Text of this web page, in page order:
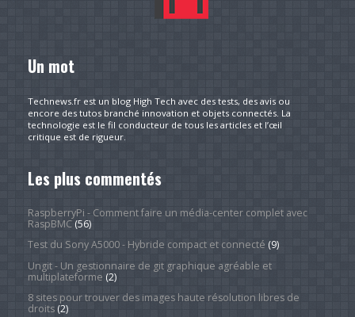
Un mot
Technews.fr est un blog High Tech avec des tests, des avis ou
encore des tutos branché innovation et objets connectés. La
technologie est le fil conducteur de tous les articles et l’œil
critique est de rigueur.
Les plus commentés
RaspberryPi - Comment faire un média-center complet avec
RaspBMC(56)
Test du Sony A5000 - Hybride compact et connecté (9)
Ungit - Un gestionnaire de git graphique agréable et
multiplateforme (2)
8 sites pour trouver des images haute résolution libres de
droits(2)